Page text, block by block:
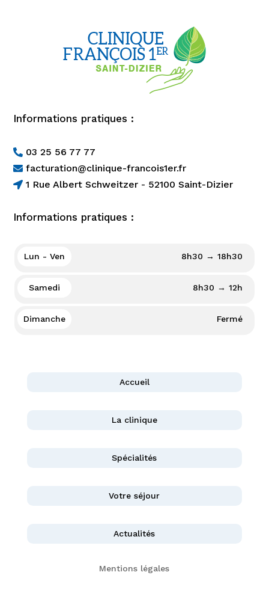
Informations pratiques :
 03 25 56 77 77
 facturation@clinique-francois1er.fr
 1 Rue Albert Schweitzer - 52100 Saint-Dizier
Informations pratiques :
Lun - Ven 8h30 → 18h30
Samedi 8h30 → 12h
Dimanche Fermé
Accueil
La clinique
Spécialités
Votre séjour
Actualités
Mentions légales